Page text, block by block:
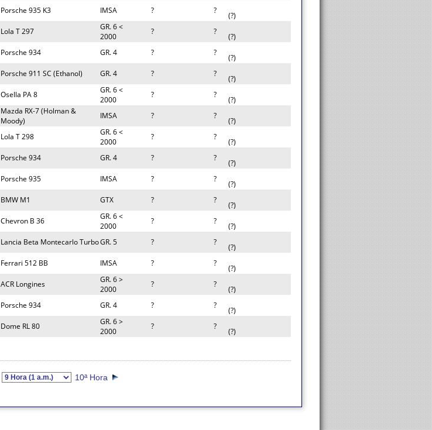
Porsche 935 K3 IMSA ? ?
(?)
Lola T 297
GR. 6 <
2000
? ?
(?)
Porsche 934 GR. 4 ? ?
(?)
Porsche 911 SC (Ethanol) GR. 4 ? ?
(?)
Osella PA 8
GR. 6 <
2000
? ?
(?)
Mazda RX-7 (Holman &
Moody)
IMSA ? ?
(?)
Lola T 298
GR. 6 <
2000
? ?
(?)
Porsche 934 GR. 4 ? ?
(?)
Porsche 935 IMSA ? ?
(?)
BMW M1 GTX ? ?
(?)
Chevron B 36
GR. 6 <
2000
? ?
(?)
Lancia Beta Montecarlo TurboGR. 5 ? ?
(?)
Ferrari 512 BB IMSA ? ?
(?)
ACR Longines
GR. 6 >
2000
? ?
(?)
Porsche 934 GR. 4 ? ?
(?)
Dome RL 80
GR. 6 >
2000
? ?
(?)
10ª Hora